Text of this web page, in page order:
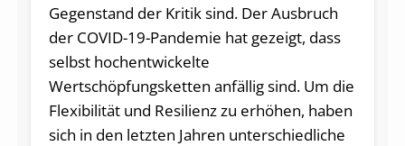
Gegenstand der Kritik sind. Der Ausbruch
der COVID-19-Pandemie hat gezeigt, dass
selbst hochentwickelte
Wertschöpfungsketten anfällig sind. Um die
Flexibilität und Resilienz zu erhöhen, haben
sich in den letzten Jahren unterschiedliche